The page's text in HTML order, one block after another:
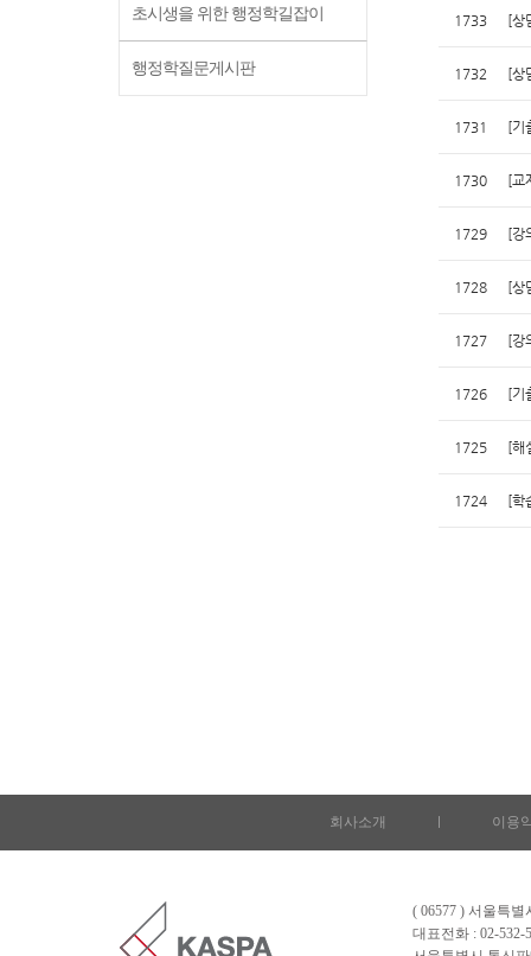
초시생을 위한 행정학길잡이
행정학질문게시판
1733 [상
1732 [상
1731 [기
1730 [교
1729 [강
1728 [상
1727 [강
1726 [기
1725 [해
1724 [학
회사소개 이용
( 06577 ) 서울특
대표전화 : 02-532-